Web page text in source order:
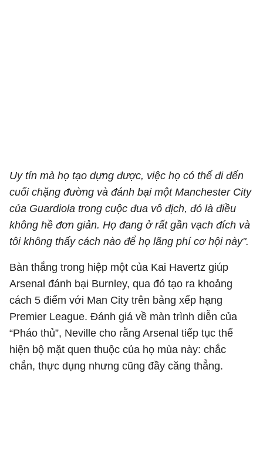
Uy tín mà họ tạo dựng được, việc họ có thể đi đến
cuối chặng đường và đánh bại một Manchester City
của Guardiola trong cuộc đua vô địch, đó là điều
không hề đơn giản. Họ đang ở rất gần vạch đích và
tôi không thấy cách nào để họ lãng phí cơ hội này".
Bàn thắng trong hiệp một của Kai Havertz giúp
Arsenal đánh bại Burnley, qua đó tạo ra khoảng
cách 5 điểm với Man City trên bảng xếp hạng
Premier League. Đánh giá về màn trình diễn của
“Pháo thủ”, Neville cho rằng Arsenal tiếp tục thể
hiện bộ mặt quen thuộc của họ mùa này: chắc
chắn, thực dụng nhưng cũng đầy căng thẳng.